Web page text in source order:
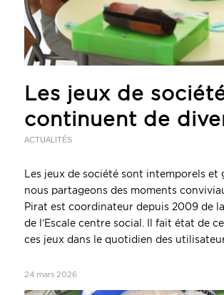
Les jeux de
continuent de
ACTUALITÉS
Les jeux de société sont intemporels et
nous partageons des moments
Pirat est coordinateur depuis 2009 de
de l’Escale centre social. Il fait état de
ces jeux dans le quotidien des
24 mars 2026